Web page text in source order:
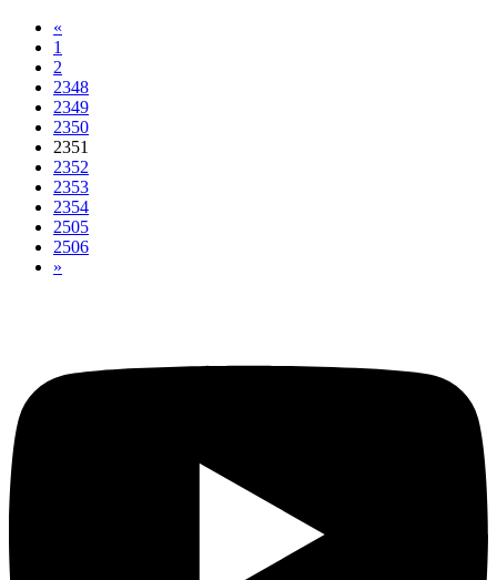
«
1
2
2348
2349
2350
2351
2352
2353
2354
2505
2506
»